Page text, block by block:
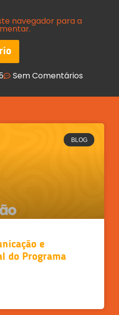
navegador para a
Sem Comentários
BLOG
e
do Programa